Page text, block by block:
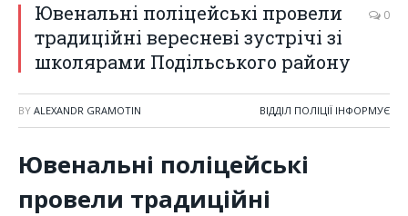
Ювенальні поліцейські провели
традиційні вересневі зустрічі зі
школярами Подільського району
0
BY ALEXANDR GRAMOTIN ВІДДІЛ ПОЛІЦІЇ ІНФОРМУЄ
Ювенальні поліцейські
провели традиційні